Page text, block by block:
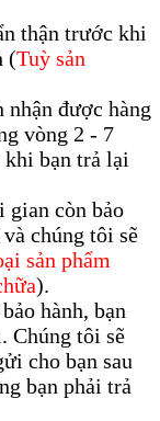
thận trước khi
(Tuỳ sản
được hàng
vòng 2 - 7
bạn trả lại
gian còn bảo
chúng tôi sẽ
sản phẩm
).
hành, bạn
Chúng tôi sẽ
cho bạn sau
bạn phải trả